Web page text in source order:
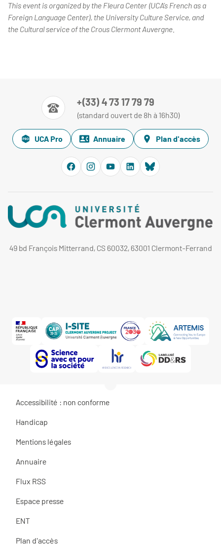
This event is organized by the Fleura Center (UCA’s French as a
Foreign Language Center), the University Culture Service, and
the Cultural service of the Crous Clermont Auvergne.
+(33) 4 73 17 79 79
(standard ouvert de 8h à 16h30)
UCA Pro Annuaire Plan d'accès
49 bd François Mitterrand, CS 60032, 63001 Clermont-Ferrand
Accessibilité : non conforme
Handicap
Mentions légales
Annuaire
Flux RSS
Espace presse
ENT
Plan d'accès